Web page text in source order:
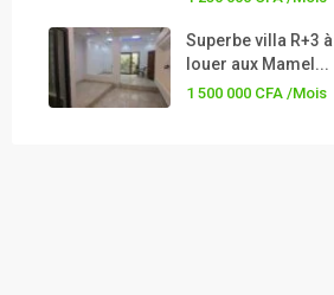
Superbe villa R+3 à
louer aux Mamel...
1 500 000 CFA /Mois